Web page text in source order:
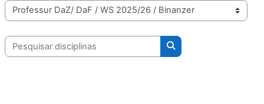
Categorias de disciplinas
Pesquisar disciplinas
Pesquisar disciplinas